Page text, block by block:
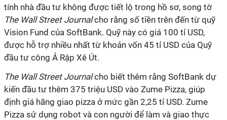
tính nhà đầu tư không được tiết lộ trong hồ sơ, song tờ
The Wall Street Journalcho rằng số tiền trên đến từ quỹ
Vision Fund của SoftBank. Quỹ này có giá 100 tỉ USD,
được hỗ trợ nhiều nhất từ khoản vốn 45 tỉ USD của Quỹ
đầu tư công Ả Rập Xê Út.
The Wall Street Journalcho biết thêm rằng SoftBank dự
kiến đầu tư thêm 375 triệu USD vào Zume Pizza, giúp
định giá hãng giao pizza ở mức gần 2,25 tỉ USD. Zume
Pizza sử dụng robot và con người để làm và giao thực